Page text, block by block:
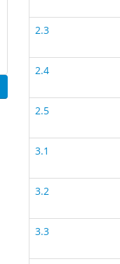
2.3
2.4
2.5
3.1
3.2
3.3